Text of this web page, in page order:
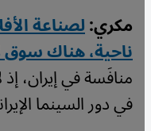
مكري:لصناعة
ناحية، هناك سوق
منافَسة في إيران،
في دور السينما